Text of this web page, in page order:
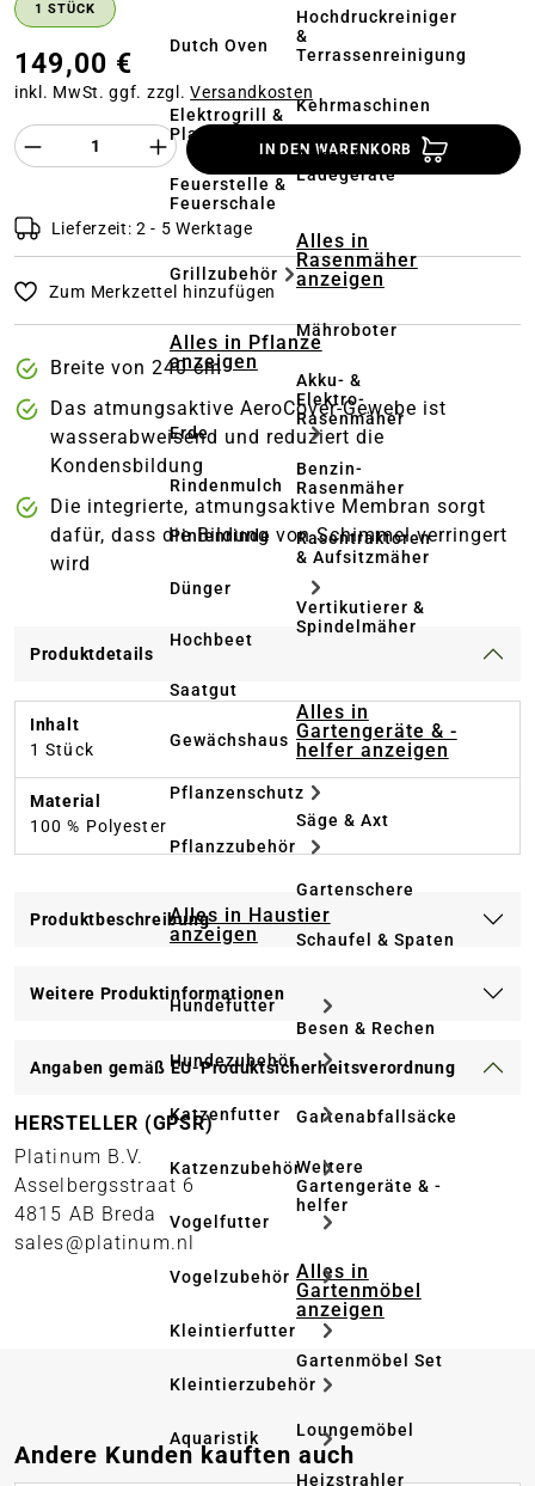
Dutch Oven
Elektrogrill &
Plancha
Feuerstelle &
Feuerschale
Grillzubehör
Alles in Pflanze
anzeigen
Erde
Rindenmulch
Pinienrinde
Dünger
Hochbeet
Saatgut
Gewächshaus
Pflanzenschutz
Pflanzzubehör
Alles in Haustier
anzeigen
Hundefutter
Hundezubehör
Katzenfutter
Katzenzubehör
Vogelfutter
Vogelzubehör
Kleintierfutter
Kleintierzubehör
Aquaristik
Hochdruckreiniger
&
Terrassenreinigung
Kehrmaschinen
Akkus &
Ladegeräte
Alles in
Rasenmäher
anzeigen
Mähroboter
Akku- &
Elektro-
Rasenmäher
Benzin-
Rasenmäher
Rasentraktoren
& Aufsitzmäher
Vertikutierer &
Spindelmäher
Alles in
Gartengeräte & -
helfer anzeigen
Säge & Axt
Gartenschere
Schaufel & Spaten
Besen & Rechen
Gartenabfallsäcke
Weitere
Gartengeräte & -
helfer
Alles in
Gartenmöbel
anzeigen
Gartenmöbel Set
Loungemöbel
Heizstrahler
1 STÜCK
149,00 €
inkl. MwSt. ggf. zzgl.Versandkosten
Produkt Anzahl des Produktes
IN DEN WARENKORB
Lieferzeit: 2 - 5 Werktage
Zum Merkzettel hinzufügen
Breite von 240 cm
Das atmungsaktive AeroCover-Gewebe ist
wasserabweisend und reduziert die
Kondensbildung
Die integrierte, atmungsaktive Membran sorgt
dafür, dass die Bildung von Schimmel verringert
wird
Produktdetails
Inhalt
1 Stück
Material
100 % Polyester
Produktbeschreibung
Weitere Produktinformationen
Angaben gemäß EU-Produktsicherheitsverordnung
HERSTELLER (GPSR)
Platinum B.V.
Asselbergsstraat 6
4815 AB Breda
sales@platinum.nl
Produktgalerie überspringen
Andere Kunden kauften auch